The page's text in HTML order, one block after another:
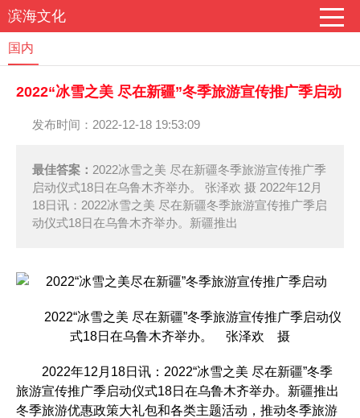
滨海文化
国内
2022“冰雪之美 尽在新疆”冬季旅游宣传推广季启动
发布时间：2022-12-18 19:53:09
最佳答案： 2022冰雪之美 尽在新疆冬季旅游宣传推广季
启动仪式18日在乌鲁木齐举办。 张泽欢 摄 2022年12月
18日讯：2022冰雪之美 尽在新疆冬季旅游宣传推广季启
动仪式18日在乌鲁木齐举办。新疆推出
2022“冰雪之美 尽在新疆”冬季旅游宣传推广季启动仪
式18日在乌鲁木齐举办。 张泽欢 摄
2022年12月18日讯：2022“冰雪之美 尽在新疆”冬季
旅游宣传推广季启动仪式18日在乌鲁木齐举办。新疆推出
冬季旅游优惠政策大礼包和各类主题活动，推动冬季旅游